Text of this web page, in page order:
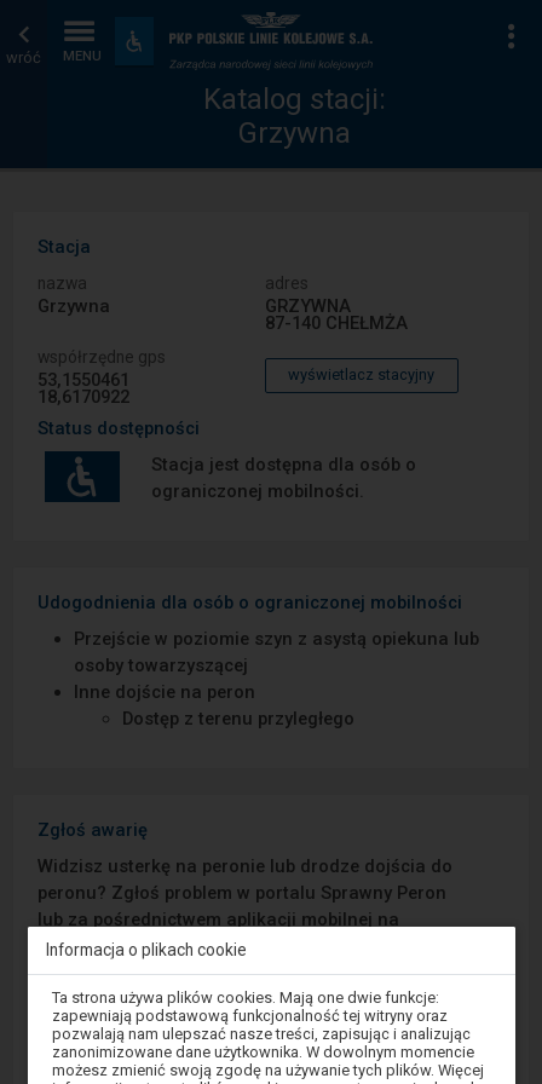
wróć MENU
Dostępność
i
udogodnienia
Katalog
stacji
Strona
główna
Katalog stacji:
Grzywna
Stacja
nazwa
Grzywna
adres
GRZYWNA
87-140 CHEŁMŻA
współrzędne gps
53,1550461
18,6170922
wyświetlacz stacyjny
Status dostępności
Stacja jest dostępna dla osób o
ograniczonej mobilności.
Udogodnienia dla osób o ograniczonej mobilności
Przejście w poziomie szyn z asystą opiekuna lub
osoby towarzyszącej
Inne dojście na peron
Dostęp z terenu przyległego
Zgłoś awarię
Widzisz usterkę na peronie lub drodze dojścia do
peronu? Zgłoś problem w portalu Sprawny Peron
lub za pośrednictwem aplikacji mobilnej na
Android/iOS.
Sprawny Peron
Google Play
Informacja o plikach cookie
Uwaga,
znajdujesz
się
oknie
modalnym.
Ta strona używa plików cookies. Mają one dwie funkcje:
zapewniają podstawową funkcjonalność tej witryny oraz
pozwalają nam ulepszać nasze treści, zapisując i analizując
zanonimizowane dane użytkownika. W dowolnym momencie
możesz zmienić swoją zgodę na używanie tych plików. Więcej